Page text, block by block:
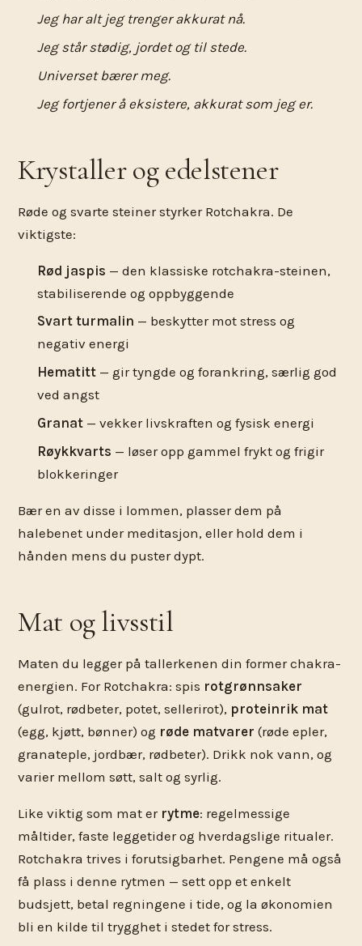
Jeg har alt jeg trenger akkurat nå.
Jeg står stødig, jordet og til stede.
Universet bærer meg.
Jeg fortjener å eksistere, akkurat som jeg er.
Krystaller og edelstener
Røde og svarte steiner styrker Rotchakra. De
viktigste:
Rød jaspis — den klassiske rotchakra-steinen,
stabiliserende og oppbyggende
Svart turmalin — beskytter mot stress og
negativ energi
Hematitt— gir tyngde og forankring, særlig god
ved angst
Granat— vekker livskraften og fysisk energi
Røykkvarts — løser opp gammel frykt og frigir
blokkeringer
Bær en av disse i lommen, plasser dem på
halebenet under meditasjon, eller hold dem i
hånden mens du puster dypt.
Mat og livsstil
Maten du legger på tallerkenen din former chakra-
energien. For Rotchakra: spis rotgrønnsaker
(gulrot, rødbeter, potet, sellerirot), proteinrik mat
(egg, kjøtt, bønner) og røde matvarer (røde epler,
granateple, jordbær, rødbeter). Drikk nok vann, og
varier mellom søtt, salt og syrlig.
Like viktig som mat er rytme: regelmessige
måltider, faste leggetider og hverdagslige ritualer.
Rotchakra trives i forutsigbarhet. Pengene må også
få plass i denne rytmen — sett opp et enkelt
budsjett, betal regningene i tide, og la økonomien
bli en kilde til trygghet i stedet for stress.